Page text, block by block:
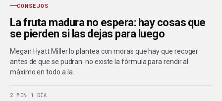
CONSEJOS
La fruta madura no espera: hay cosas que
se pierden si las dejas para luego
Megan Hyatt Miller lo plantea con moras que hay que recoger
antes de que se pudran: no existe la fórmula para rendir al
máximo en todo a la…
2 MIN · 1 DÍA